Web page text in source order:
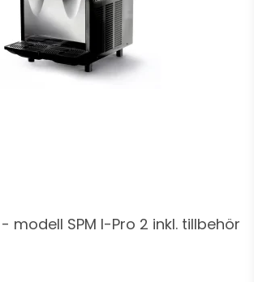
modell SPM I-Pro 2 inkl. tillbehör